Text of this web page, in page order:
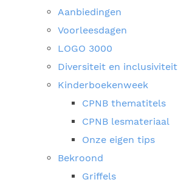
Aanbiedingen
Voorleesdagen
LOGO 3000
Diversiteit en inclusiviteit
Kinderboekenweek
CPNB thematitels
CPNB lesmateriaal
Onze eigen tips
Bekroond
Griffels